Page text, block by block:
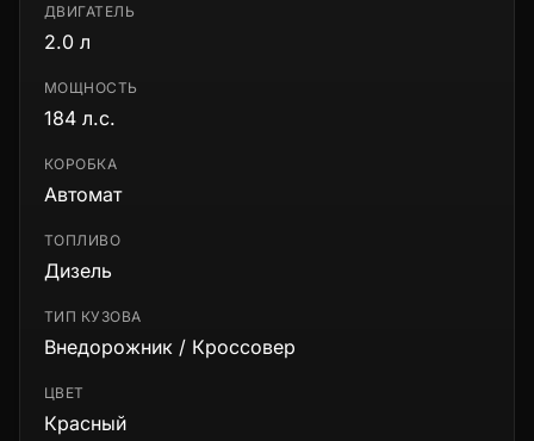
ДВИГАТЕЛЬ
2.0 л
МОЩНОСТЬ
184 л.с.
КОРОБКА
Автомат
ТОПЛИВО
Дизель
ТИП КУЗОВА
Внедорожник / Кроссовер
ЦВЕТ
Красный